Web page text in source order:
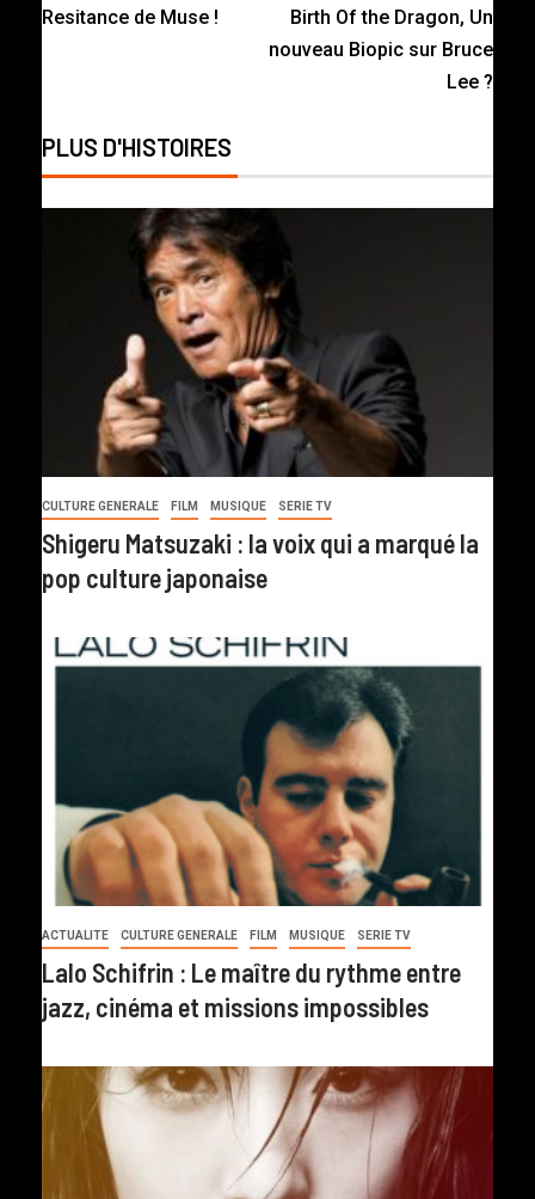
Resitance de Muse !
Birth Of the Dragon, Un
nouveau Biopic sur Bruce
Lee ?
PLUS D'HISTOIRES
CULTURE GENERALE FILM MUSIQUE SERIE TV
Shigeru Matsuzaki : la voix qui a marqué la
pop culture japonaise
ACTUALITE CULTURE GENERALE FILM MUSIQUE SERIE TV
Lalo Schifrin : Le maître du rythme entre
jazz, cinéma et missions impossibles